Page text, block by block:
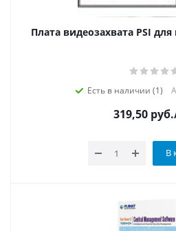
Плата видеозахвата PSI
Есть в наличии (1)
319,50 руб.
В